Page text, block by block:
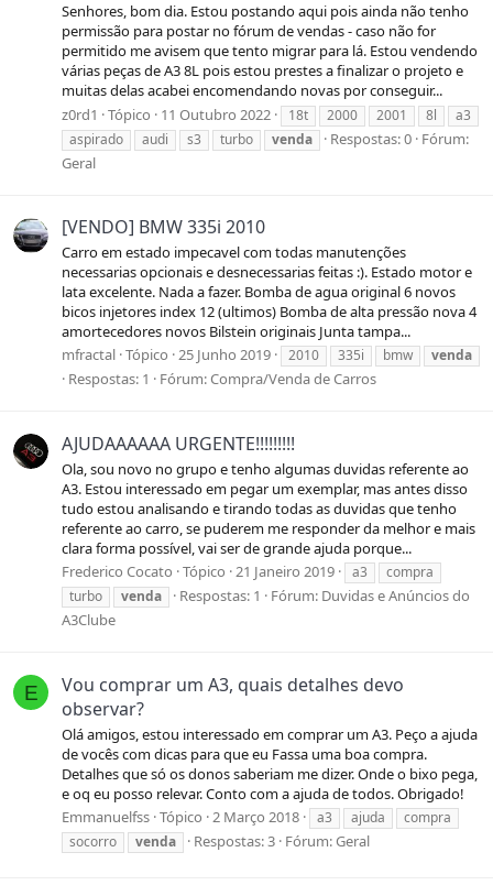
Senhores, bom dia. Estou postando aqui pois ainda não tenho
permissão para postar no fórum de vendas - caso não for
permitido me avisem que tento migrar para lá. Estou vendendo
várias peças de A3 8L pois estou prestes a finalizar o projeto e
muitas delas acabei encomendando novas por conseguir...
z0rd1
Tópico 11 Outubro 2022 18t 2000 2001 8l
a3
aspirado
audi s3 turbo venda Respostas: 0 Fórum:
Geral
[VENDO] BMW 335i 2010
Carro em estado impecavel com todas manutenções
necessarias opcionais e desnecessarias feitas :). Estado motor e
lata excelente. Nada a fazer. Bomba de agua original 6 novos
bicos injetores index 12 (ultimos) Bomba de alta pressão nova 4
amortecedores novos Bilstein originais Junta tampa...
mfractal Tópico 25 Junho 2019 2010 335i bmw venda
Respostas: 1 Fórum:Compra/Venda de Carros
AJUDAAAAAA URGENTE!!!!!!!!!
Ola, sou novo no grupo e tenho algumas duvidas referente ao
A3. Estou interessado em pegar um exemplar, mas antes disso
tudo estou analisando e tirando todas as duvidas que tenho
referente ao carro, se puderem me responder da melhor e mais
clara forma possível, vai ser de grande ajuda porque...
Frederico Cocato Tópico 21 Janeiro 2019 a3
compra
turbo
venda Respostas: 1 Fórum: Duvidas e Anúncios do
A3Clube
E
Vou comprar um A3, quais detalhes devo
observar?
Olá amigos, estou interessado em comprar um A3. Peço a ajuda
de vocês com dicas para que eu Fassa uma boa compra.
Detalhes que só os donos saberiam me dizer. Onde o bixo pega,
e oq eu posso relevar. Conto com a ajuda de todos. Obrigado!
Emmanuelfss Tópico 2 Março 2018 a3 ajuda
compra
socorro
venda Respostas: 3 Fórum:Geral